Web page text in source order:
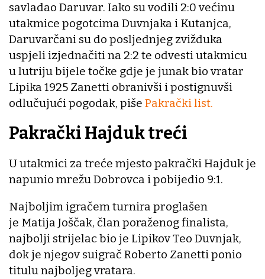
savladao Daruvar. Iako su vodili 2:0 većinu
utakmice pogotcima Duvnjaka i Kutanjca,
Daruvarčani su do posljednjeg zvižduka
uspjeli izjednačiti na 2:2 te odvesti utakmicu
u lutriju bijele točke gdje je junak bio vratar
Lipika 1925 Zanetti obranivši i postignuvši
odlučujući pogodak, piše Pakrački list.
Pakrački Hajduk treći
U utakmici za treće mjesto pakrački Hajduk je
napunio mrežu Dobrovca i pobijedio 9:1.
Najboljim igračem turnira proglašen
je Matija Joščak, član poraženog finalista,
najbolji strijelac bio je Lipikov Teo Duvnjak,
dok je njegov suigrač Roberto Zanetti ponio
titulu najboljeg vratara.